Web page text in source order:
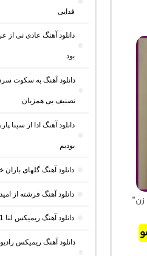
فدایی
دانلود آهنگ عادی نی
بود
دانلود آهنگ به سکوت
تصنیف بی همزبان
دانلود آهنگ ادا از سینا
بودیم
دانلود آهنگ گلهای
دانلود آهنگ فرشته از
دانلود آهنگ ریمیکس لنا 1 از دیجی سوشی